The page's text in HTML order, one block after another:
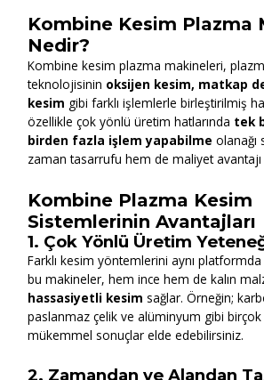
Kombine Kesim Plazma
Nedir?
Kombine kesim plazma makineleri,
teknolojisinin oksijen kesim, matkap
kesim gibi farklı işlemlerle birleştirilmiş
özellikle çok yönlü üretim hatlarında tek
birden fazla işlem yapabilme olanağı
zaman tasarrufu hem de maliyet avantajı
Kombine Plazma Kesim
Sistemlerinin Avantajları
1. Çok Yönlü Üretim
Farklı kesim yöntemlerini aynı
bu makineler, hem ince hem de kalın
hassasiyetli kesim sağlar. Örneğin;
paslanmaz çelik ve alüminyum gibi
mükemmel sonuçlar elde edebilirsiniz.
2. Zamandan ve Alandan